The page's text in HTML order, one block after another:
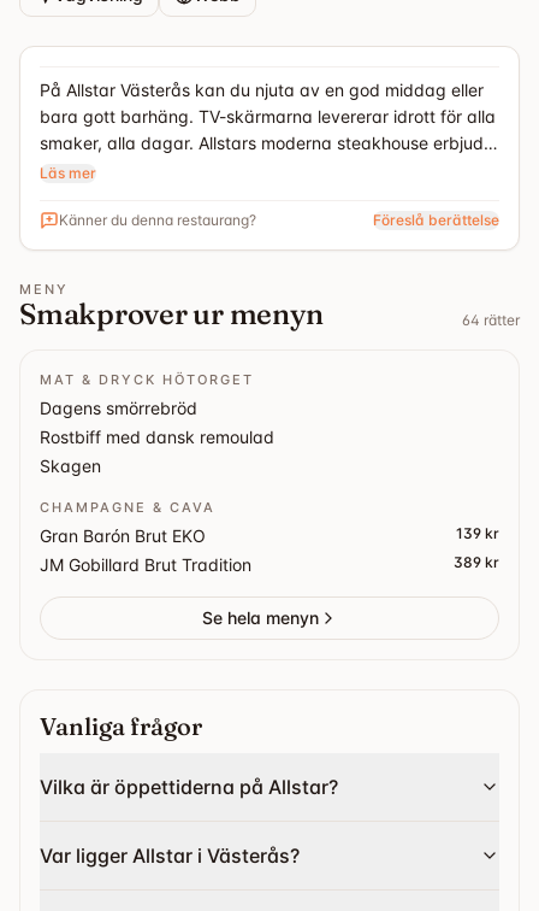
På Allstar Västerås kan du njuta av en god middag eller
bara gott barhäng. TV-skärmarna levererar idrott för alla
smaker, alla dagar. Allstars moderna steakhouse erbjuder
det klassiska amerikanska köket – med en extra touch.
fräscha sallader och spännande wokar. Allstar är
sportbaren för hela familjen, även för de minsta!
Läs mer
Känner du denna restaurang? Föreslå berättelse
MENY
Smakprover ur menyn 64 rätter
MAT & DRYCK HÖTORGET
Dagens smörrebröd
Rostbiff med dansk remoulad
Skagen
CHAMPAGNE & CAVA
Gran Barón Brut EKO 139 kr
JM Gobillard Brut Tradition 389 kr
Se hela menyn
Vanliga frågor
Vilka är öppettiderna på Allstar?
Var ligger Allstar i Västerås?